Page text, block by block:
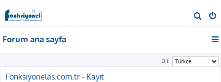
r
Forum ana sayfa
Dil:
Fonksiyonelas.com.tr - Kayıt